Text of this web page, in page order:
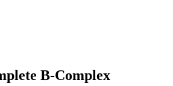
B-Complex